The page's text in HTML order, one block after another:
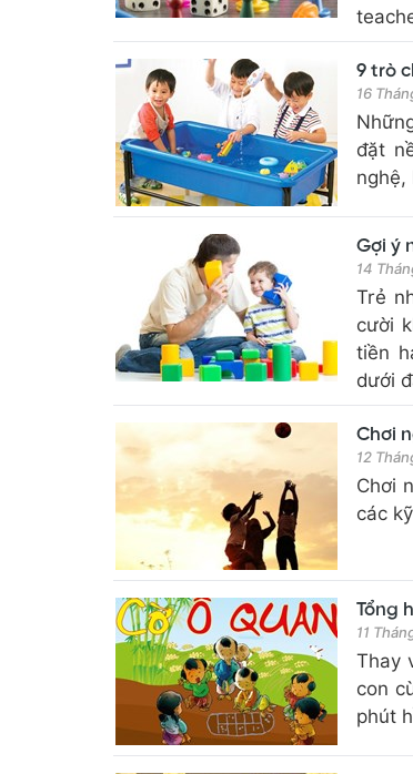
9 trò
16
đặt
nghệ,
Gợi ý
14
Trẻ
cười
tiền
dưới
Chơi
12
Chơi
các
Tổng
11
Thay
con
phút